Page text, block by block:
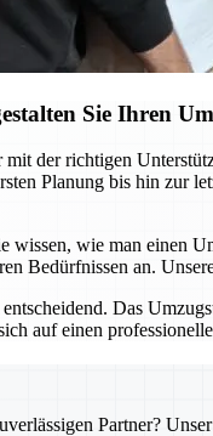
Sie Ihren
der richtigen
Planung bis hin zur
wissen, wie man
Bedürfnissen an.
Das
auf einen
Partner?